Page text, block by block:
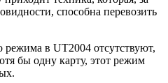
способна перевозить
режима в UT2004 отсутствуют,
бы одну карту, этот режим